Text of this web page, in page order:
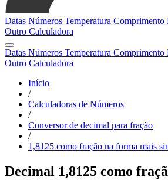
Datas Números Temperatura Comprimento
Outro Calculadora
Datas Números Temperatura Comprimento
Outro Calculadora
Início
/
Calculadoras de Números
/
Conversor de decimal para fração
/
1,8125 como fração na forma mais
Decimal 1,8125 como